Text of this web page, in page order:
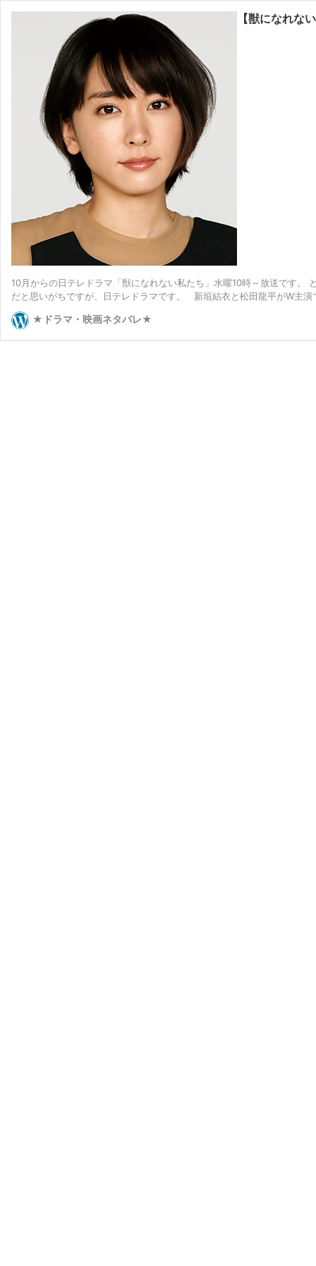
【獣になれな
10月からの日テレドラマ「獣になれない私たち」水曜10時～放送です。
だと思いがちですが、日テレドラマです。 新垣結衣と松田龍平がW主
★ドラマ・映画ネタバレ★